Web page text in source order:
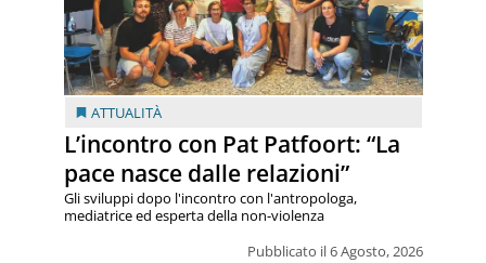
ATTUALITÀ
L’incontro con Pat Patfoort: “La
pace nasce dalle relazioni”
Pubblicato il 6 Agosto, 2026
Gli sviluppi dopo l'incontro con l'antropologa,
mediatrice ed esperta della non-violenza